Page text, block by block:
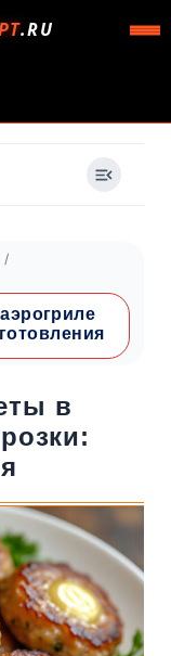
.RU
в